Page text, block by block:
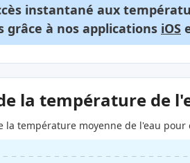
instantané aux
grâce à nos applications iOS
la température de
la température moyenne de l'eau